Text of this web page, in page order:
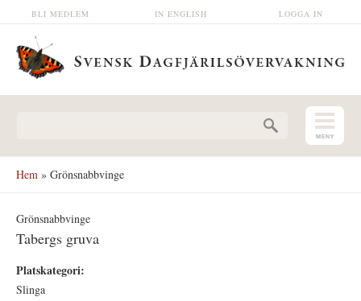
Hoppa till huvudinnehåll LOGGA IN
IN ENGLISH
BLI MEDLEM
Hem » Grönsnabbvinge
Grönsnabbvinge
Tabergs gruva
Platskategori:
Slinga